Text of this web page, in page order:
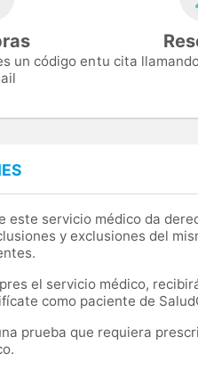
un código entu cita
este servicio médico da
y exclusiones del
el servicio médico,
como paciente de
prueba que requiera